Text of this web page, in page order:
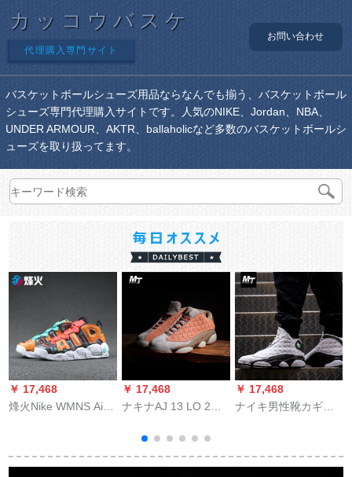
カッコウバスケ
代理購入専門サイト
お問い合わせ
バスケットボールシューズ用品ならなんでも揃う、バスケットボール
シューズ専門代理購入サイトです。人気のNIKE、Jordan、NBA、
UNDER ARMOUR、AKTR、ballaholicなど多数のバスケットボールシ
ューズを取り扱ってます。
￥ 17,468
烽火Nike WMNS Air
煙台ZCJ 2倉現物38.5
￥ 17,468
ナキナAJ 13 LO 2兵
3102-200 AT 3102-
200 AT 3102-200 AT
￥ 17,468
ナイキ男性靴カギル
888164-12 42.5